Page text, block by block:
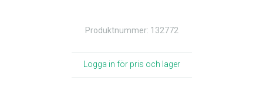
Produktnummer: 132772
Logga in för pris och lager